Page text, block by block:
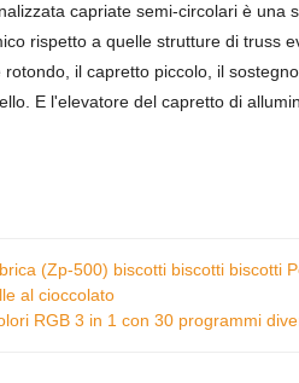
capriate semi-circolari è una
rispetto a quelle strutture di truss
il capretto piccolo, il
E l'elevatore del capretto di
(Zp-500) biscotti biscotti biscotti
al cioccolato
RGB 3 in 1 con 30 programmi